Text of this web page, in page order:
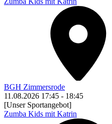
BGH Zimmersrode
11.08.2026 17:45 - 18:45
[Unser Sportangebot]
Zumba Kids mit Katrin